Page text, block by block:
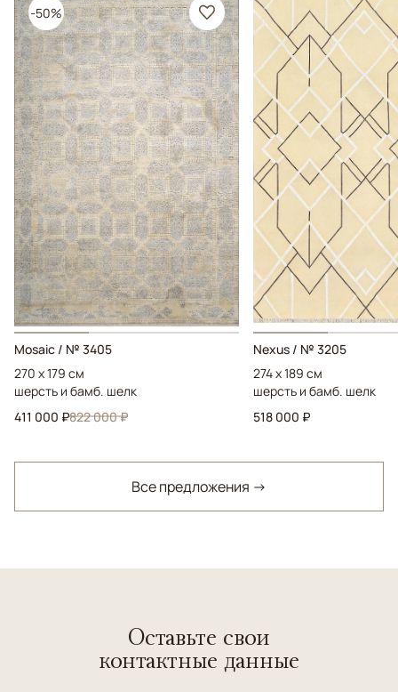
-50%
Mosaic / № 3405
270 x 179 см
шерсть и бамб. шелк
411 000 ₽822 000 ₽
Nexus / № 3205
274 x 189 см
шерсть и бамб. шелк
518 000 ₽
Все предложения →
Оставьте свои
контактные данные